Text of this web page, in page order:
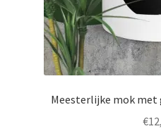
Meesterlijke mok
€